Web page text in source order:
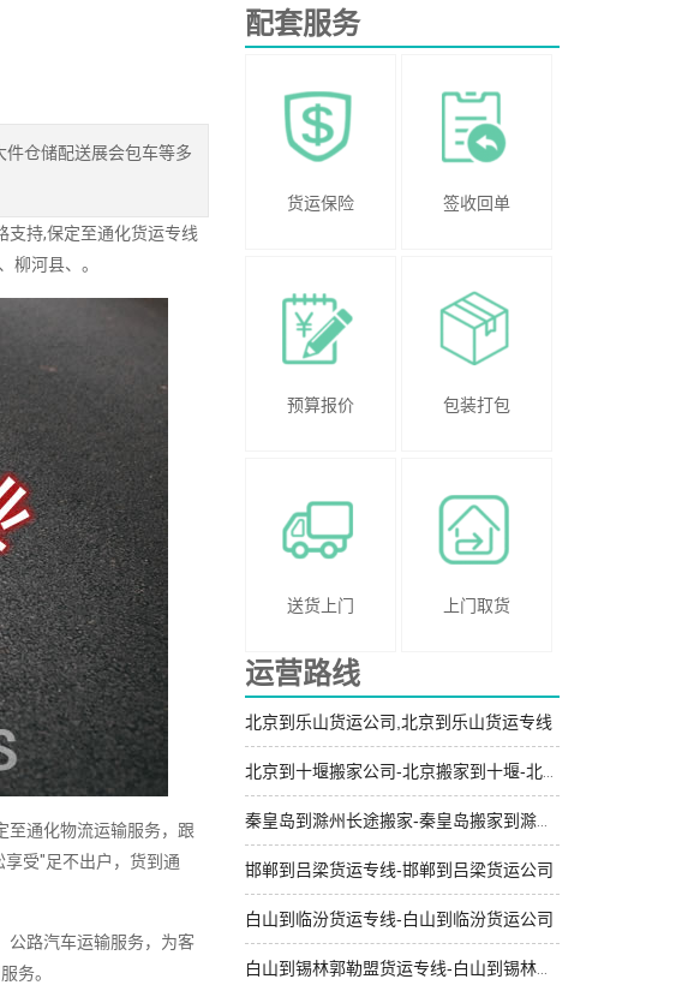
仓储配送展会包车等多
支持,保定至通化货运专线
柳河县、。
至通化物流运输服务，跟
受"足不出户，货到通
公路汽车运输服务，为客
务。
配套服务
货运保险 签收回单
预算报价 包装打包
送货上门 上门取货
运营路线
北京到乐山货运公司,北京到乐山货运专线
北京到十堰搬家公司-北京搬家到十堰-北京到十堰长途搬家
秦皇岛到滁州长途搬家-秦皇岛搬家到滁州-秦皇岛到滁州搬家公司
邯郸到吕梁货运专线-邯郸到吕梁货运公司
白山到临汾货运专线-白山到临汾货运公司
白山到锡林郭勒盟货运专线-白山到锡林郭勒盟货运公司